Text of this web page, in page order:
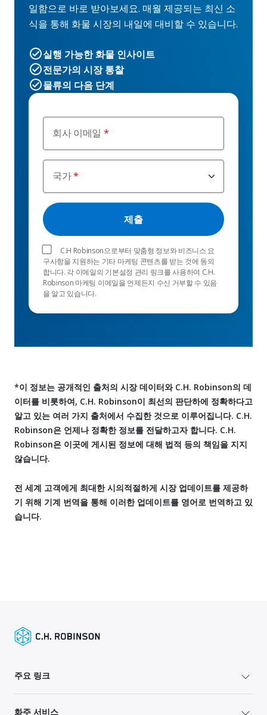
회사 이메일
국가
C.H Robinson으로부터 맞춤형 정보와 비즈니스 요
구사항을 지원하는 기타 마케팅 콘텐츠를 받는 것에 동의
합니다. 각 이메일의 기본설정 관리 링크를 사용하여 C.H.
Robinson 마케팅 이메일을 언제든지 수신 거부할 수 있음
을 알고 있습니다.
일함으로 바로 받아보세요. 매월 제공되는 최신 소
식을 통해 화물 시장의 내일에 대비할 수 있습니다.
실행 가능한 화물 인사이트
전문가의 시장 통찰
물류의 다음 단계
*이 정보는 공개적인 출처의 시장 데이터와 C.H. Robinson의 데
이터를 비롯하여, C.H. Robinson이 최선의 판단하에 정확하다고
알고 있는 여러 가지 출처에서 수집한 것으로 이루어집니다. C.H.
Robinson은 언제나 정확한 정보를 전달하고자 합니다. C.H.
Robinson은 이곳에 게시된 정보에 대해 법적 등의 책임을 지지
않습니다.
전 세계 고객에게 최대한 시의적절하게 시장 업데이트를 제공하
기 위해 기계 번역을 통해 이러한 업데이트를 영어로 번역하고 있
습니다.
주요 링크
화주 서비스